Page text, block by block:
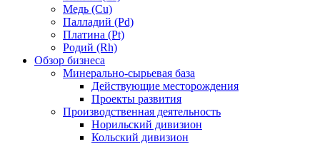
Медь (Cu)
Палладий (Pd)
Платина (Pt)
Родий (Rh)
Обзор бизнеса
Минерально-сырьевая база
Действующие месторождения
Проекты развития
Производственная деятельность
Норильский дивизион
Кольский дивизион